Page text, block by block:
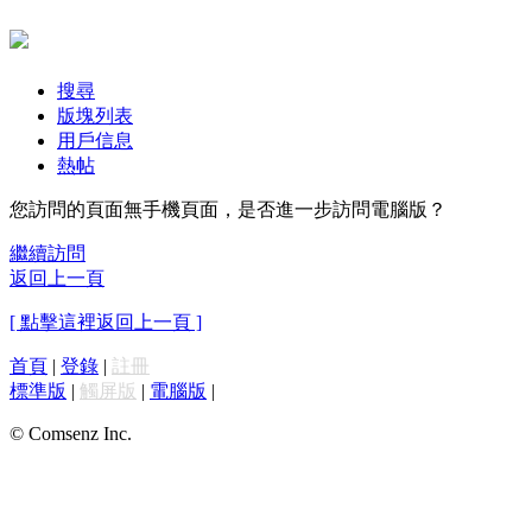
搜尋
版塊列表
用戶信息
熱帖
您訪問的頁面無手機頁面，是否進一步訪問電腦版？
繼續訪問
返回上一頁
[ 點擊這裡返回上一頁 ]
首頁 | 登錄 | 註冊
標準版 | 觸屏版 | 電腦版 |
© Comsenz Inc.